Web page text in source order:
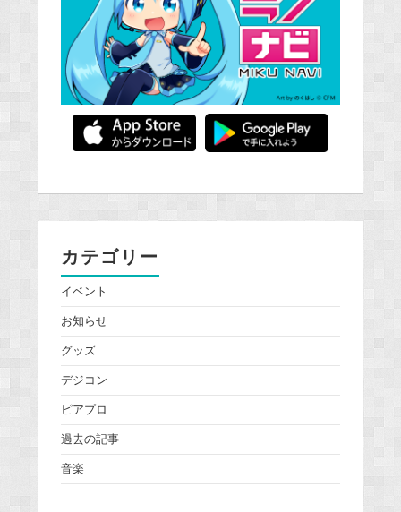
カテゴリー
イベント
お知らせ
グッズ
デジコン
ピアプロ
過去の記事
音楽